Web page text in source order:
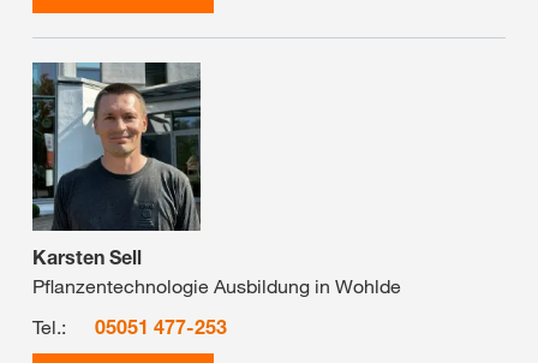
Karsten Sell
Pflanzentechnologie Ausbildung in Wohlde
Tel.:
05051 477-253